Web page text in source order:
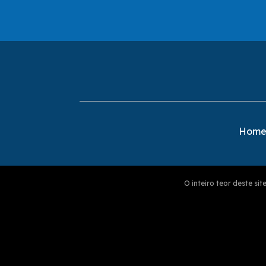
O inteiro teor deste